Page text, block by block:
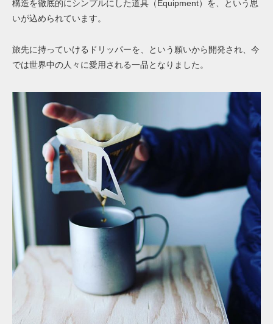
構造を徹底的にシンプルにした道具（Equipment）を、という思
いが込められています。
旅先に持っていけるドリッパーを、という願いから開発され、今
では世界中の人々に愛用される一品となりました。